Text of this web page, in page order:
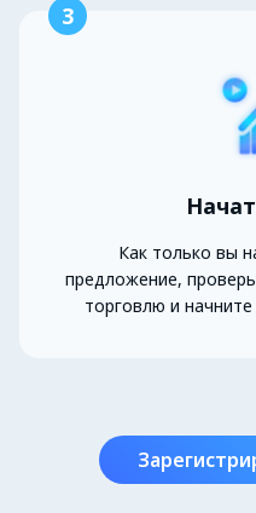
3
Как только вы
предложение,
торговлю и